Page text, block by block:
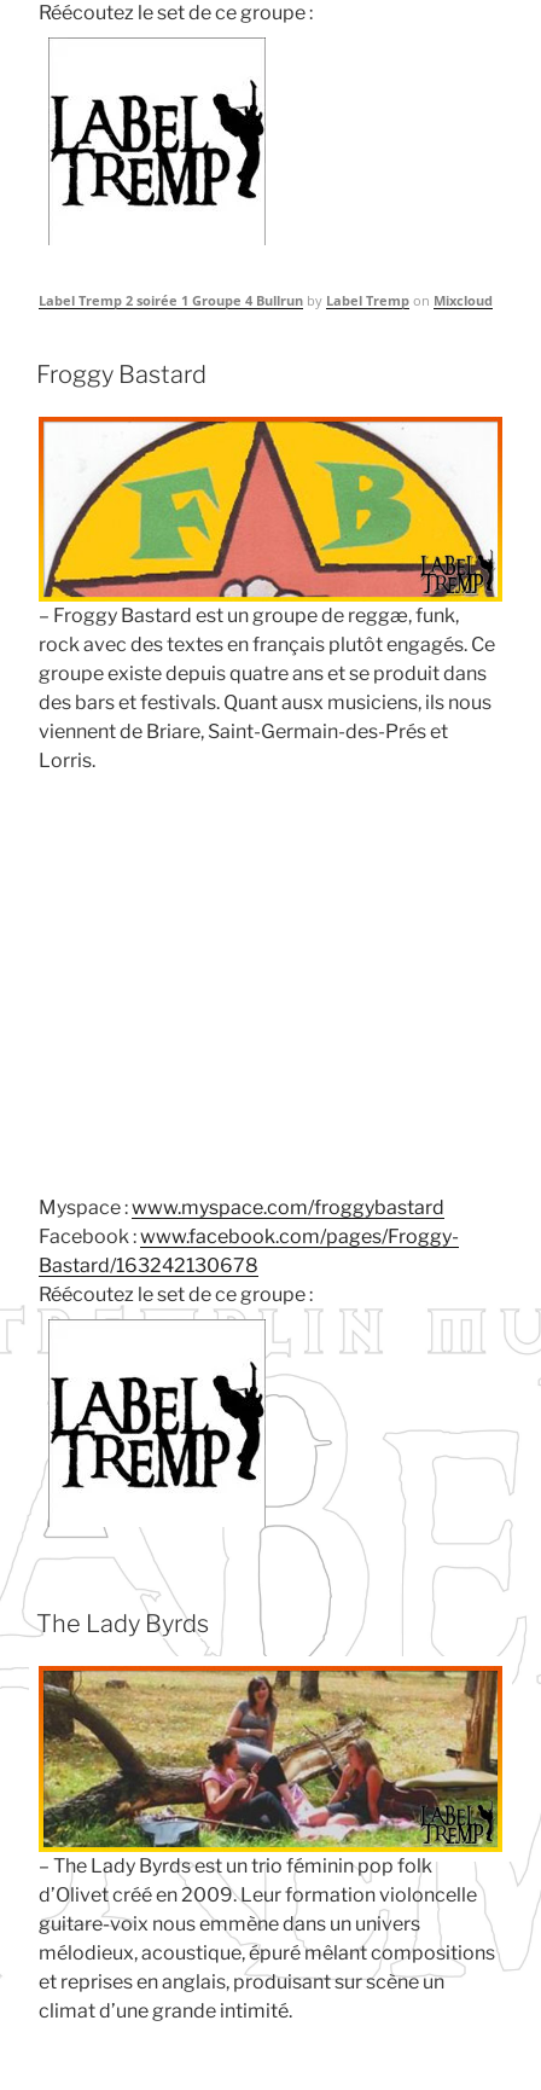
Réécoutez le set de ce groupe :
Label Tremp 2 soirée 1 Groupe 4 Bullrun by Label Tremp on Mixcloud
Froggy Bastard
– Froggy Bastard est un groupe de reggæ, funk,
rock avec des textes en français plutôt engagés. Ce
groupe existe depuis quatre ans et se produit dans
des bars et festivals. Quant ausx musiciens, ils nous
viennent de Briare, Saint-Germain-des-Prés et
Lorris.
Myspace :www.myspace.com/froggybastard
Facebook :www.facebook.com/pages/Froggy-
Bastard/163242130678
Réécoutez le set de ce groupe :
The Lady Byrds
– The Lady Byrds est un trio féminin pop folk
d’Olivet créé en 2009. Leur formation violoncelle
guitare-voix nous emmène dans un univers
mélodieux, acoustique, épuré mêlant compositions
et reprises en anglais, produisant sur scène un
climat d’une grande intimité.